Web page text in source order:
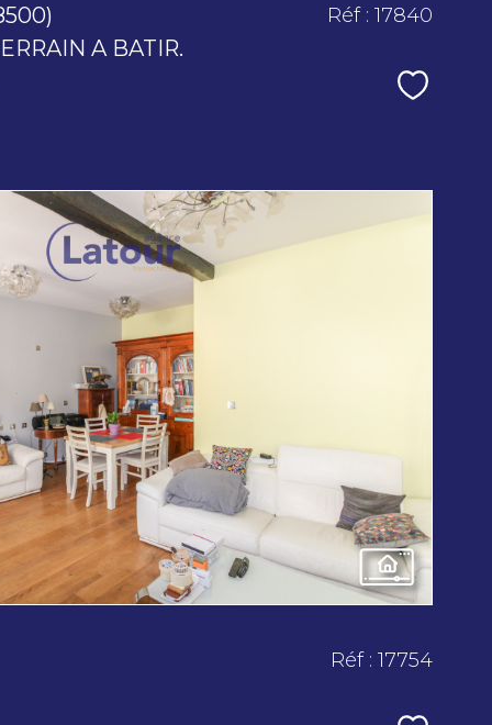
A BATIR.
Réf : 17840
voir le
bien
Réf : 17754